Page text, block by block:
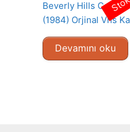
Beverly Hills Cop –
(1984) Orjinal Vhs
Devamını oku